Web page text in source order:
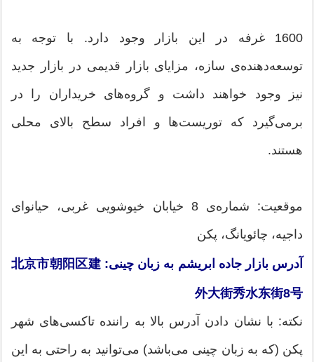
1600 غرفه در این بازار وجود دارد. با توجه به
توسعه‌دهنده‌ی سازه، مزایای بازار قدیمی در بازار جدید
نیز وجود خواهند داشت و گروه‌های خریداران را در
برمی‌گیرد که توریست‌ها و افراد سطح بالای محلی
هستند.
موقعیت: شماره‌ی 8 خیابان خیوشویی غربی، حیانوای
داجیه، چائویانگ، پکن
آدرس بازار جاده ابریشم به زبان چینی: 北京市朝阳区建
外大街秀水东街8号
نکته: با نشان دادن آدرس بالا به راننده تاکسی‌‌های شهر
پکن (که به زبان چینی می‌باشد) می‌توانید به راحتی به این